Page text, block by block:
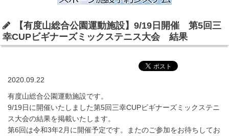
【有度山総合公園運動施設】9/19日開催 第5回三
幸CUPビギナーズミックステニス大会 結果
2020.09.22
有度山総合公園運動施設です。
9/19日に開催いたしました第5回三幸CUPビギナーズミックステニ
ス大会の結果を掲載いたします。
第6回は令和3年2月に開催予定です。またのご参加をお待ちしてお